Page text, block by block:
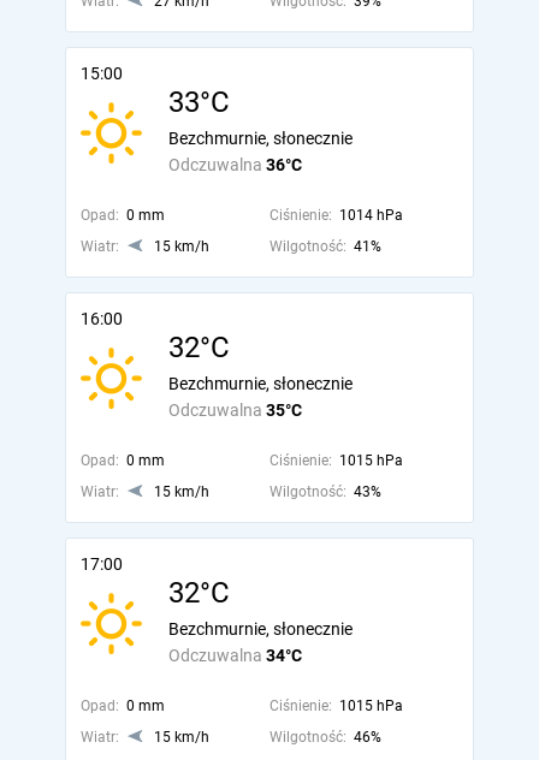
15:00
33°C
Odczuwalna 36°C
Bezchmurnie, słonecznie
Opad: 0 mm Ciśnienie: 1014 hPa
Wiatr:
15 km/h Wilgotność: 41%
16:00
32°C
Odczuwalna 35°C
Bezchmurnie, słonecznie
Opad: 0 mm Ciśnienie: 1015 hPa
Wiatr:
15 km/h Wilgotność: 43%
17:00
32°C
Odczuwalna 34°C
Bezchmurnie, słonecznie
Opad: 0 mm Ciśnienie: 1015 hPa
Wiatr:
15 km/h Wilgotność: 46%